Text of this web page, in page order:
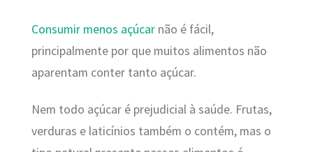
Consumir menos açúcar não é fácil,
principalmente por que muitos alimentos não
aparentam conter tanto açúcar.
Nem todo açúcar é prejudicial à saúde. Frutas,
verduras e laticínios também o contém, mas o